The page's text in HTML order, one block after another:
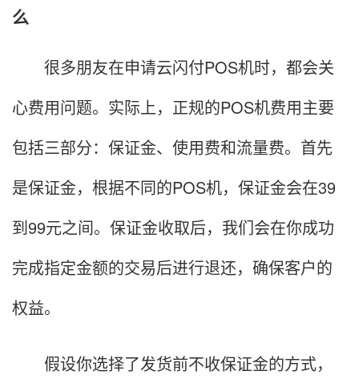
么
很多朋友在申请云闪付POS机时，都会关
心费用问题。实际上，正规的POS机费用主要
包括三部分：保证金、使用费和流量费。首先
是保证金，根据不同的POS机，保证金会在39
到99元之间。保证金收取后，我们会在你成功
完成指定金额的交易后进行退还，确保客户的
权益。
假设你选择了发货前不收保证金的方式，